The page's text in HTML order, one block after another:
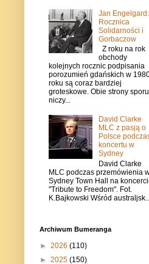
Jan Engelgard:
Rocznica
Solidarności i
Gorbaczow
Z roku na rok
obchody
kolejnych rocznic podpisania
porozumień gdańskich w
roku są coraz bardziej
groteskowe. Obie strony
niczy...
David Clarke
MLC z pasją o
Polsce
koncertu w
Sydney
David Clarke
MLC podczas przemówienia
Sydney Town Hall na
"Tribute to Freedom". Fot.
K.Bajkowski Wśród australjsk...
Archiwum Bumeranga
► 2026 (110)
► 2025 (150)